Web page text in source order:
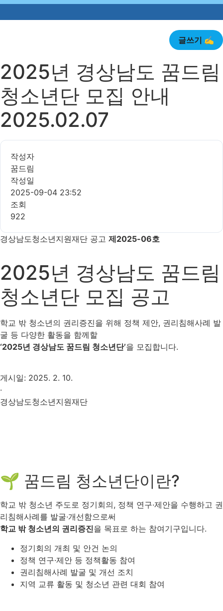
글쓰기 ✍️
2025년 경상남도 꿈드림
청소년단 모집 안내
2025.02.07
작성자
꿈드림
작성일
2025-09-04 23:52
조회
922
경상남도청소년지원재단 공고 제2025-06호
2025년 경상남도 꿈드림
청소년단 모집 공고
학교 밖 청소년의 권리증진을 위해 정책 제안, 권리침해사례 발
굴 등 다양한 활동을 함께할
‘2025년 경상남도 꿈드림 청소년단’을 모집합니다.
게시일: 2025. 2. 10.
·
경상남도청소년지원재단
🌱 꿈드림 청소년단이란?
학교 밖 청소년 주도로 정기회의, 정책 연구·제안을 수행하고 권
리침해사례를 발굴·개선함으로써
학교 밖 청소년의 권리증진을 목표로 하는 참여기구입니다.
정기회의 개최 및 안건 논의
정책 연구·제안 등 정책활동 참여
권리침해사례 발굴 및 개선 조치
지역 교류 활동 및 청소년 관련 대회 참여